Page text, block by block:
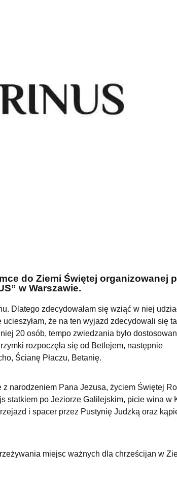
do Ziemi Świętej organizowanej
w Warszawie.
Dlatego zdecydowałam się wziąć w niej
że na ten wyjazd zdecydowali się
20 osób, tempo zwiedzania było
rozpoczęła się od Betlejem, następnie
Ścianę Płaczu, Betanię.
narodzeniem Pana Jezusa, życiem Świętej
statkiem po Jeziorze Galilejskim, picie wina w
i spacer przez Pustynię Judzką oraz
miejsc ważnych dla chrześcijan w